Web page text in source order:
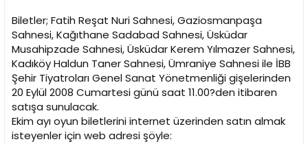
Biletler; Fatih Reşat Nuri Sahnesi, Gaziosmanpaşa
Sahnesi, Kağıthane Sadabad Sahnesi, Üsküdar
Musahipzade Sahnesi, Üsküdar Kerem Yılmazer Sahnesi,
Kadıköy Haldun Taner Sahnesi, Ümraniye Sahnesi ile İBB
Şehir Tiyatroları Genel Sanat Yönetmenliği gişelerinden
20 Eylül 2008 Cumartesi günü saat 11.00?den itibaren
satışa sunulacak.
Ekim ayı oyun biletlerini internet üzerinden satın almak
isteyenler için web adresi şöyle: